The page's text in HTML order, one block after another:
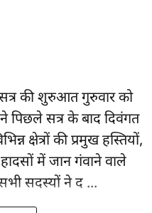
की शुरुआत गुरुवार को
पिछले सत्र के बाद दिवंगत
क्षेत्रों की प्रमुख हस्तियों,
में जान गंवाने वाले
सभी सदस्यों ने द ...